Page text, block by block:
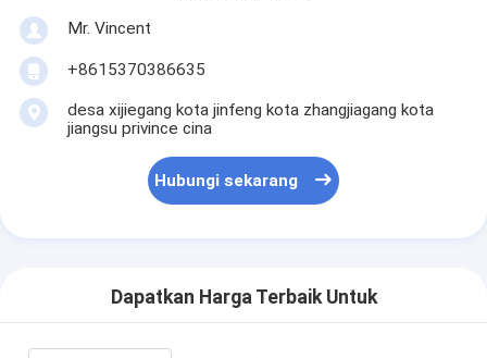
Mr. Vincent
+8615370386635
desa xijiegang kota jinfeng kota zhangjiagang kota
jiangsu privince cina
Hubungi sekarang
Dapatkan Harga Terbaik Untuk